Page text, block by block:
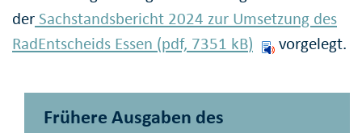
derSachstandsbericht 2024 zur Umsetzung des
RadEntscheids Essen (pdf, 7351 kB) vorgelegt.
Frühere Ausgaben des